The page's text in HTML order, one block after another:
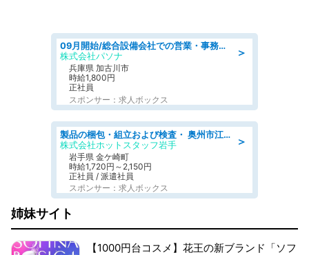
＞
09月開始/総合設備会社での営業・事務のお仕事/車通勤可/賞与あり/営業/営業事務
株式会社パソナ
兵庫県 加古川市
時給1,800円
正社員
スポンサー：求人ボックス
＞
製品の梱包・組立および検査・ 奥州市江刺/大手企業で長期安定 梱包・検査・組立/半年経過毎に5万円の報奨金有
株式会社ホットスタッフ岩手
岩手県 金ケ崎町
時給1,720円～2,150円
正社員 / 派遣社員
スポンサー：求人ボックス
姉妹サイト
【1000円台コスメ】花王の新ブランド「ソフ